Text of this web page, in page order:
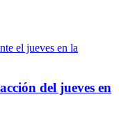
del jueves en